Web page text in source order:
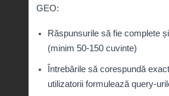
GEO:
Răspunsurile să fie complete
(minim 50-150 cuvinte)
Întrebările să corespundă
utilizatorii formulează query-